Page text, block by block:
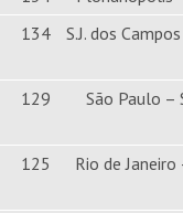
134 S.J. dos
129 São Paulo –
125 Rio de Janeiro